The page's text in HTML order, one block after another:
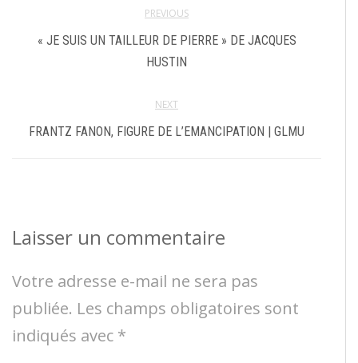
PREVIOUS
« JE SUIS UN TAILLEUR DE PIERRE » DE JACQUES
HUSTIN
NEXT
FRANTZ FANON, FIGURE DE L’EMANCIPATION | GLMU
Laisser un commentaire
Votre adresse e-mail ne sera pas
publiée. Les champs obligatoires sont
indiqués avec *